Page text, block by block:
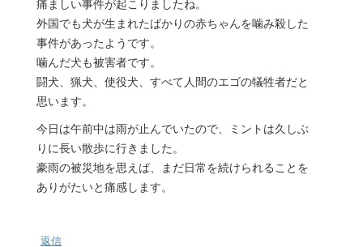
痛ましい事件が起こりましたね。
外国でも犬が生まれたばかりの赤ちゃんを噛み殺した
事件があったようです。
噛んだ犬も被害者です。
闘犬、猟犬、使役犬、すべて人間のエゴの犠牲者だと
思います。
今日は午前中は雨が止んでいたので、ミントは久しぶ
りに長い散歩に行きました。
豪雨の被災地を思えば、まだ日常を続けられることを
ありがたいと痛感します。
返信